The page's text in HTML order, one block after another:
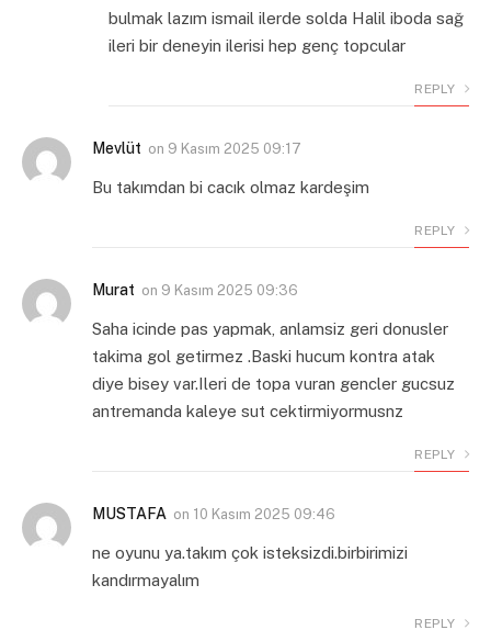
bulmak lazım ismail ilerde solda Halil iboda sağ
ileri bir deneyin ilerisi hep genç topcular
REPLY
Mevlüt on 9 Kasım 2025 09:17
Bu takımdan bi cacık olmaz kardeşim
REPLY
Murat on 9 Kasım 2025 09:36
Saha icinde pas yapmak, anlamsiz geri donusler
takima gol getirmez .Baski hucum kontra atak
diye bisey var.Ileri de topa vuran gencler gucsuz
antremanda kaleye sut cektirmiyormusnz
REPLY
MUSTAFA on 10 Kasım 2025 09:46
ne oyunu ya.takım çok isteksizdi.birbirimizi
kandırmayalım
REPLY